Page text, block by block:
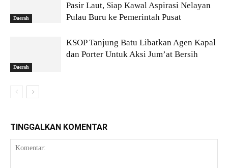
Daerah
Pasir Laut, Siap Kawal Aspirasi Nelayan
Pulau Buru ke Pemerintah Pusat
Daerah
KSOP Tanjung Batu Libatkan Agen Kapal
dan Porter Untuk Aksi Jum’at Bersih
TINGGALKAN KOMENTAR